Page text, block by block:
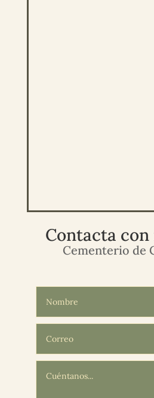
Contacta
Cementerio de